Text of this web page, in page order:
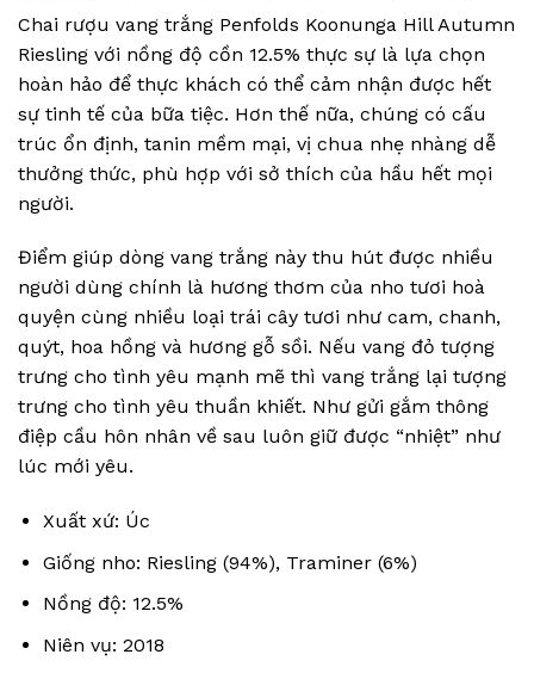
Chai rượu vang trắng Penfolds Koonunga Hill Autumn
Riesling với nồng độ cồn 12.5% thực sự là lựa chọn
hoàn hảo để thực khách có thể cảm nhận được hết
sự tinh tế của bữa tiệc. Hơn thế nữa, chúng có cấu
trúc ổn định, tanin mềm mại, vị chua nhẹ nhàng dễ
thưởng thức, phù hợp với sở thích của hầu hết mọi
người.
Điểm giúp dòng vang trắng này thu hút được nhiều
người dùng chính là hương thơm của nho tươi hoà
quyện cùng nhiều loại trái cây tươi như cam, chanh,
quýt, hoa hồng và hương gỗ sồi. Nếu vang đỏ tượng
trưng cho tình yêu mạnh mẽ thì vang trắng lại tượng
trưng cho tình yêu thuần khiết. Như gửi gắm thông
điệp cầu hôn nhân về sau luôn giữ được “nhiệt” như
lúc mới yêu.
Xuất xứ: Úc
Giống nho: Riesling (94%), Traminer (6%)
Nồng độ: 12.5%
Niên vụ: 2018